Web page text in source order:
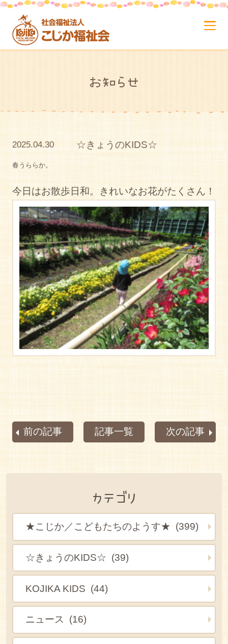
お知らせ
2025.04.30 ☆きょうのKIDS☆
春うららか。
今日はお散歩日和。きれいなお花がたくさん！
前の記事 記事一覧 次の記事
カテゴリ
★こじか／こどもたちのようす★ (399)
☆きょうのKIDS☆ (39)
KOJIKA KIDS (44)
ニュース (16)